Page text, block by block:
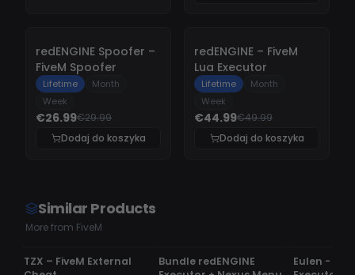
10%
redENGINE Spoofer –
FiveM Spoofer
Lifetime
Month
Week
€26.99€29.99
Dodaj do koszyka
10%
redENGINE – FiveM
Lua Executor
Lifetime
Month
Week
€44.99€49.99
Dodaj do koszyka
Similar Products
More from FiveM
UNDETECTED
TZX – FiveM External
Bundle redENGINE
Eulen -